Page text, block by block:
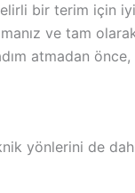
bir terim için
ve tam
atmadan
yönlerini de